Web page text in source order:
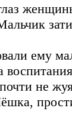
ему
не